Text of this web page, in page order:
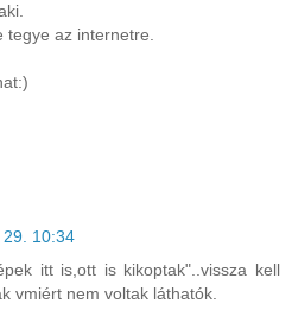
tegye az internetre.
10:34
itt is,ott is kikoptak"..vissza kell
vmiért nem voltak láthatók.